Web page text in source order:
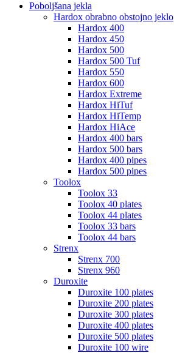
Poboljšana jekla
Hardox obrabno obstojno jeklo
Hardox 400
Hardox 450
Hardox 500
Hardox 500 Tuf
Hardox 550
Hardox 600
Hardox Extreme
Hardox HiTuf
Hardox HiTemp
Hardox HiAce
Hardox 400 bars
Hardox 500 bars
Hardox 400 pipes
Hardox 500 pipes
Toolox
Toolox 33
Toolox 40 plates
Toolox 44 plates
Toolox 33 bars
Toolox 44 bars
Strenx
Strenx 700
Strenx 960
Duroxite
Duroxite 100 plates
Duroxite 200 plates
Duroxite 300 plates
Duroxite 400 plates
Duroxite 500 plates
Duroxite 100 wire